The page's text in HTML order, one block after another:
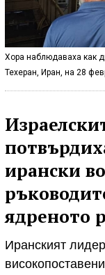
Хора наблюдаваха как
Техеран, Иран, на 28
ирански
ядреното
Иранският